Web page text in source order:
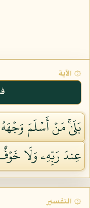
۞ الآية
بَلَىٰۚ مَنۡ أَسۡلَمَ
عِندَ رَبِّهِۦ وَلَا خَوۡفٌ
۞ التفسير